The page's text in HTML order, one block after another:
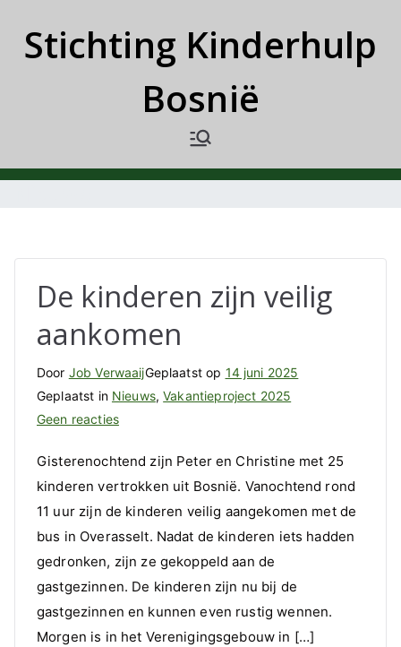
naarStichting Kinderhulp
Bosnië
De kinderen zijn veilig
aankomen
Door Job VerwaaijGeplaatst op 14 juni 2025
Geplaatst in Nieuws,Vakantieproject 2025
Geen reactiesop
kinderen
zijn
veilig
aankomen
Gisterenochtend zijn Peter en Christine met 25
kinderen vertrokken uit Bosnië. Vanochtend rond
11 uur zijn de kinderen veilig aangekomen met de
bus in Overasselt. Nadat de kinderen iets hadden
gedronken, zijn ze gekoppeld aan de
gastgezinnen. De kinderen zijn nu bij de
gastgezinnen en kunnen even rustig wennen.
Morgen is in het Verenigingsgebouw in […]